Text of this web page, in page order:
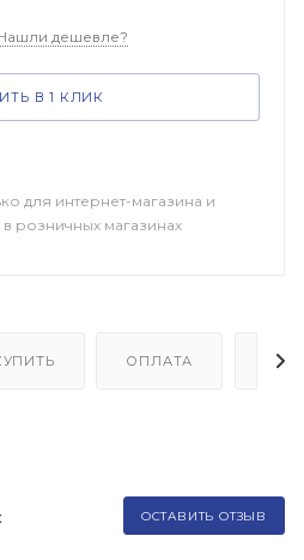
дешевле?
В 1 КЛИК
для интернет-магазина и
розничных магазинах
ОПЛАТА
ОСТАВИТЬ ОТЗЫВ